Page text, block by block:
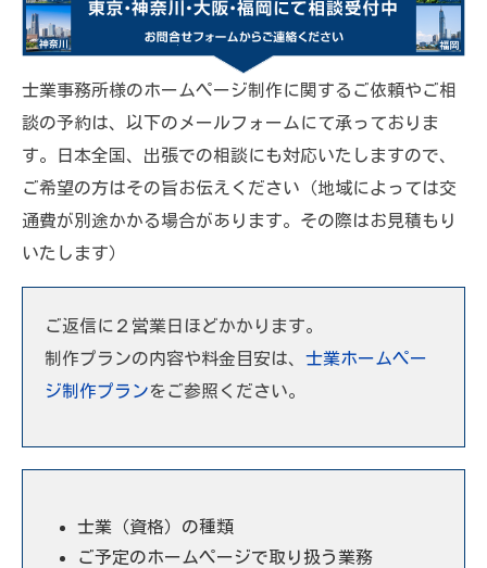
士業事務所様のホームページ制作に関するご依頼やご相
談の予約は、以下のメールフォームにて承っておりま
す。日本全国、出張での相談にも対応いたしますので、
ご希望の方はその旨お伝えください（地域によっては交
通費が別途かかる場合があります。その際はお見積もり
いたします）
ご返信に２営業日ほどかかります。
制作プランの内容や料金目安は、 士業ホームペー
ジ制作プランをご参照ください。
士業（資格）の種類
ご予定のホームページで取り扱う業務